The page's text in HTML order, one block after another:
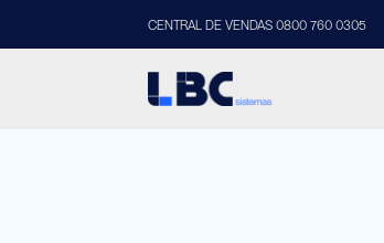
CENTRAL DE VENDAS 0800 760 0305